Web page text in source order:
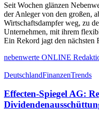
Seit Wochen glänzen
der Anleger von den großen,
Wirtschaftsdampfer weg, zu
Unternehmen, mit ihrem
Ein Rekord jagt den nächsten
nebenwerte ONLINE
DeutschlandFinanzenTrends
Effecten-Spiegel AG: